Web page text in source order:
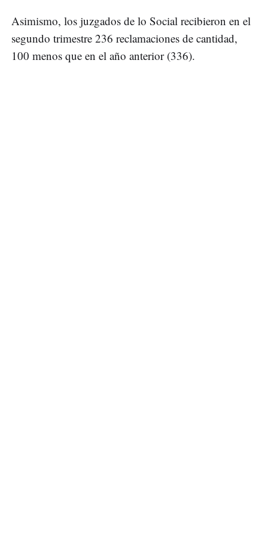
Asimismo, los juzgados de lo Social recibieron en el
segundo trimestre 236 reclamaciones de cantidad,
100 menos que en el año anterior (336).